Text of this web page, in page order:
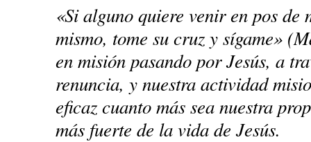
«Si alguno quiere venir en pos de
mismo, tome su cruz y sígame»
en misión pasando por Jesús, a
renuncia, y nuestra actividad
eficaz cuanto más sea nuestra
más fuerte de la vida de Jesús.